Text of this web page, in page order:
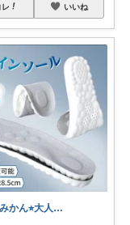
レ いいね
ゆみかん⭐︎大人の暮らし研究室